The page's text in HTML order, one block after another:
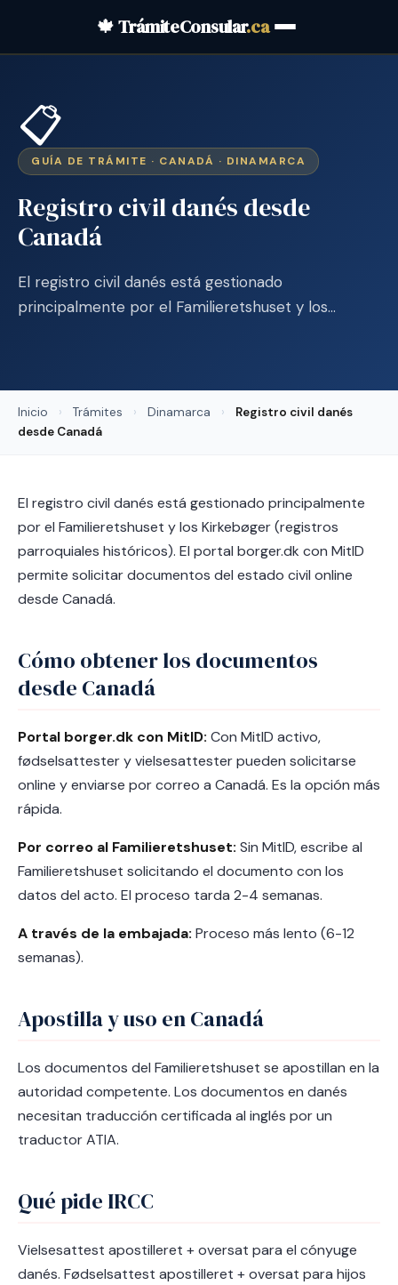
🍁 TrámiteConsular.ca
📋
GUÍA DE TRÁMITE · CANADÁ · DINAMARCA
Registro civil danés desde
Canadá
El registro civil danés está gestionado
principalmente por el Familieretshuset y los…
Inicio › Trámites › Dinamarca ›
Registro civil danés
desde Canadá
El registro civil danés está gestionado principalmente
por el Familieretshuset y los Kirkebøger (registros
parroquiales históricos). El portal borger.dk con MitID
permite solicitar documentos del estado civil online
desde Canadá.
Cómo obtener los documentos
desde Canadá
Portal borger.dk con MitID: Con MitID activo,
fødselsattester y vielsesattester pueden solicitarse
online y enviarse por correo a Canadá. Es la opción más
rápida.
Por correo al Familieretshuset: Sin MitID, escribe al
Familieretshuset solicitando el documento con los
datos del acto. El proceso tarda 2-4 semanas.
A través de la embajada: Proceso más lento (6-12
semanas).
Apostilla y uso en Canadá
Los documentos del Familieretshuset se apostillan en la
autoridad competente. Los documentos en danés
necesitan traducción certificada al inglés por un
traductor ATIA.
Qué pide IRCC
Vielsesattest apostilleret + oversat para el cónyuge
danés. Fødselsattest apostilleret + oversat para hijos